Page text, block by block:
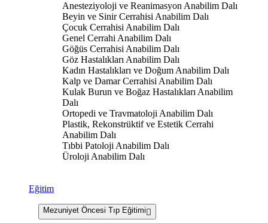
Anesteziyoloji ve Reanimasyon Anabilim Dalı
Beyin ve Sinir Cerrahisi Anabilim Dalı
Çocuk Cerrahisi Anabilim Dalı
Genel Cerrahi Anabilim Dalı
Göğüs Cerrahisi Anabilim Dalı
Göz Hastalıkları Anabilim Dalı
Kadın Hastalıkları ve Doğum Anabilim Dalı
Kalp ve Damar Cerrahisi Anabilim Dalı
Kulak Burun ve Boğaz Hastalıkları Anabilim
Dalı
Ortopedi ve Travmatoloji Anabilim Dalı
Plastik, Rekonstrüktif ve Estetik Cerrahi
Anabilim Dalı
Tıbbi Patoloji Anabilim Dalı
Üroloji Anabilim Dalı
Eğitim
Mezuniyet Öncesi Tıp Eğitimi